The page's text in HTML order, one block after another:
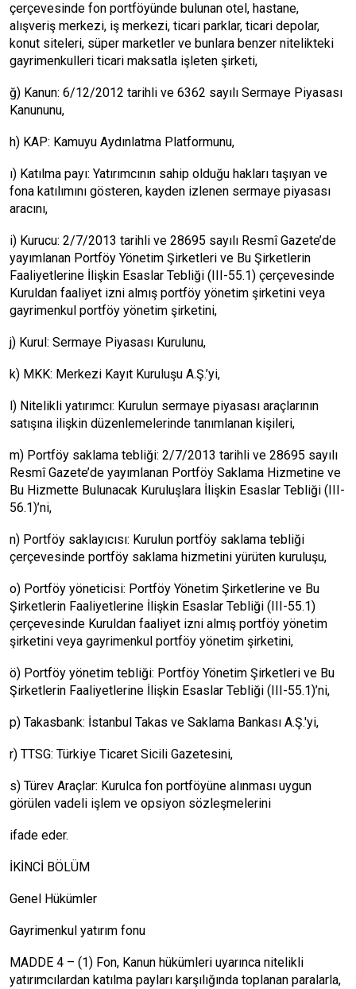
çerçevesinde fon portföyünde bulunan otel, hastane,
alışveriş merkezi, iş merkezi, ticari parklar, ticari depolar,
konut siteleri, süper marketler ve bunlara benzer nitelikteki
gayrimenkulleri ticari maksatla işleten şirketi,
ğ) Kanun: 6/12/2012 tarihli ve 6362 sayılı Sermaye Piyasası
Kanununu,
h) KAP: Kamuyu Aydınlatma Platformunu,
ı) Katılma payı: Yatırımcının sahip olduğu hakları taşıyan ve
fona katılımını gösteren, kayden izlenen sermaye piyasası
aracını,
i) Kurucu: 2/7/2013 tarihli ve 28695 sayılı Resmî Gazete’de
yayımlanan Portföy Yönetim Şirketleri ve Bu Şirketlerin
Faaliyetlerine İlişkin Esaslar Tebliği (III-55.1) çerçevesinde
Kuruldan faaliyet izni almış portföy yönetim şirketini veya
gayrimenkul portföy yönetim şirketini,
j) Kurul: Sermaye Piyasası Kurulunu,
k) MKK: Merkezi Kayıt Kuruluşu A.Ş.’yi,
l) Nitelikli yatırımcı: Kurulun sermaye piyasası araçlarının
satışına ilişkin düzenlemelerinde tanımlanan kişileri,
m) Portföy saklama tebliği: 2/7/2013 tarihli ve 28695 sayılı
Resmî Gazete’de yayımlanan Portföy Saklama Hizmetine ve
Bu Hizmette Bulunacak Kuruluşlara İlişkin Esaslar Tebliği (III-
56.1)’ni,
n) Portföy saklayıcısı: Kurulun portföy saklama tebliği
çerçevesinde portföy saklama hizmetini yürüten kuruluşu,
o) Portföy yöneticisi: Portföy Yönetim Şirketlerine ve Bu
Şirketlerin Faaliyetlerine İlişkin Esaslar Tebliği (III-55.1)
çerçevesinde Kuruldan faaliyet izni almış portföy yönetim
şirketini veya gayrimenkul portföy yönetim şirketini,
ö) Portföy yönetim tebliği: Portföy Yönetim Şirketleri ve Bu
Şirketlerin Faaliyetlerine İlişkin Esaslar Tebliği (III-55.1)’ni,
p) Takasbank: İstanbul Takas ve Saklama Bankası A.Ş.'yi,
r) TTSG: Türkiye Ticaret Sicili Gazetesini,
s) Türev Araçlar: Kurulca fon portföyüne alınması uygun
görülen vadeli işlem ve opsiyon sözleşmelerini
ifade eder.
İKİNCİ BÖLÜM
Genel Hükümler
Gayrimenkul yatırım fonu
MADDE 4 – (1) Fon, Kanun hükümleri uyarınca nitelikli
yatırımcılardan katılma payları karşılığında toplanan paralarla,